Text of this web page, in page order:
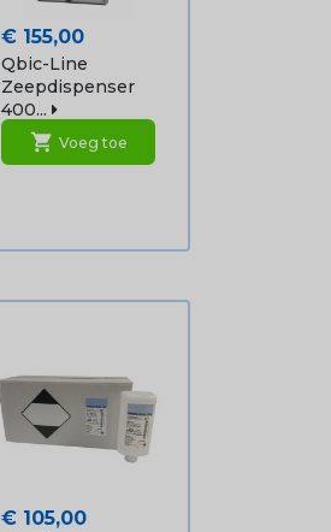
Prijs
€ 155,00
Qbic-Line
Zeepdispenser
400...
shopping_cart Voeg toe
Prijs
€ 105,00